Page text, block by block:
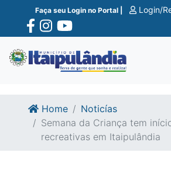
Ir para o conte�do
Ir para o fim do conte�do
Faça seu Login no Portal | Login/
Home
Noticías
Semana da Criança tem
recreativas em Itaipulândia